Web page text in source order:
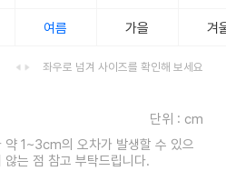
여름 가을 겨
좌우로 넘겨 사이즈를 확인해 보세요
단위 : cm
약 1~3cm의 오차가 발생할 수 있으
는 점 참고 부탁드립니다.